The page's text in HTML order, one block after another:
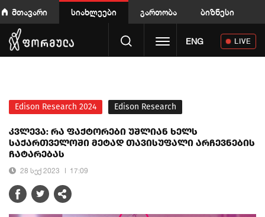
მთავარი სიახლეები გართობა ბიზნესი
Toggle navigation
ENG LIVE
Edison Research 2024 Edison Research
კვლევა: რა ფაქტორები უშლიან ხელს
საქართველოში მეტად თავისუფალი არჩევნების
ჩატარებას
28 სექ 2023 17:09